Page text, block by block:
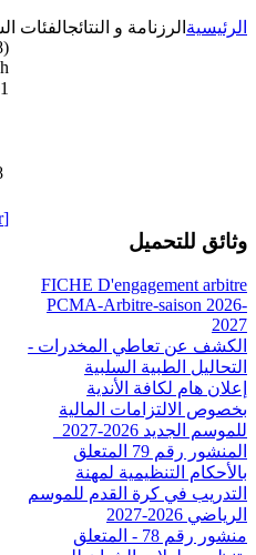
الرئيسية الرزنامة و النتائجالفئات
01 -
[Retour]
وثائق للتحميل
FICHE D'engagement arbitre
PCMA-Arbitre-saison 2026-
2027
الكشف عن تعاطي المخدرات -
التحاليل الطبية السلبية
إعلان هام لكافة الأندية
بخصوص الالتزامات المالية
للموسم الجديد 2026-2027_
المنشور رقم 79 المتعلق
بالأحكام التنظيمية لمهنة
التدريب في كرة القدم للموسم
الرياضي 2026-2027
منشور رقم 78 - المتعلق